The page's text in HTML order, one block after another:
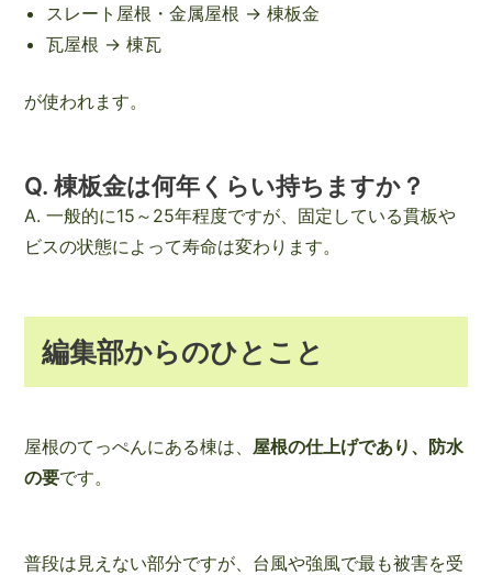
スレート屋根・金属屋根 → 棟板金
瓦屋根 → 棟瓦
が使われます。
Q. 棟板金は何年くらい持ちますか？
A. 一般的に15～25年程度ですが、固定している貫板や
ビスの状態によって寿命は変わります。
編集部からのひとこと
屋根のてっぺんにある棟は、 屋根の仕上げであり、防水
の要です。
普段は見えない部分ですが、台風や強風で最も被害を受